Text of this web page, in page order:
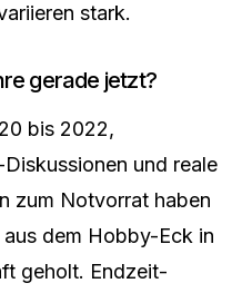
stark.
gerade jetzt?
bis 2022,
und reale
zum Notvorrat haben
dem Hobby-Eck in
geholt. Endzeit-